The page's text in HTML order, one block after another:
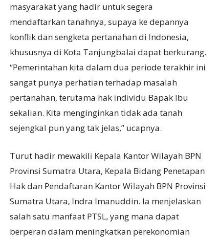
masyarakat yang hadir untuk segera
mendaftarkan tanahnya, supaya ke depannya
konflik dan sengketa pertanahan di Indonesia,
khususnya di Kota Tanjungbalai dapat berkurang.
“Pemerintahan kita dalam dua periode terakhir ini
sangat punya perhatian terhadap masalah
pertanahan, terutama hak individu Bapak Ibu
sekalian. Kita menginginkan tidak ada tanah
sejengkal pun yang tak jelas,” ucapnya.
Turut hadir mewakili Kepala Kantor Wilayah BPN
Provinsi Sumatra Utara, Kepala Bidang Penetapan
Hak dan Pendaftaran Kantor Wilayah BPN Provinsi
Sumatra Utara, Indra Imanuddin. Ia menjelaskan
salah satu manfaat PTSL, yang mana dapat
berperan dalam meningkatkan perekonomian